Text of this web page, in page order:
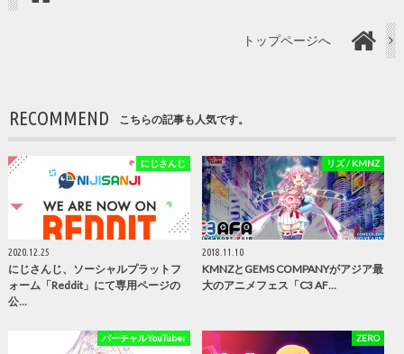
トップページへ
RECOMMEND こちらの記事も人気です。
にじさんじ
2020.12.25
にじさんじ、ソーシャルプラットフ
ォーム「Reddit」にて専用ページの
公…
リズ / KMNZ
2018.11.10
KMNZとGEMS COMPANYがアジア最
大のアニメフェス「C3 AF…
バーチャルYouTuber ZERO